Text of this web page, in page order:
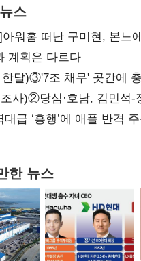
스
아워홈 떠난 구미현, 본느
제 구축
계획은 다르다
한달)③'7조 채무' 곳간에
비상재정' 선언 승부수
사)②당심·호남, 김민석-
대급 ‘흥행’에 애플 반격
한 뉴스